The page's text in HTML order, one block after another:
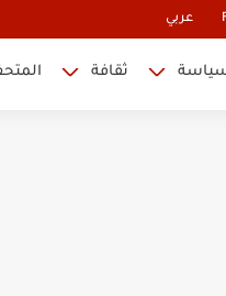
عربي
ثقافة